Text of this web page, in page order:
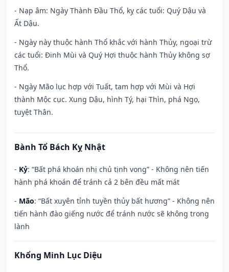
- Nạp âm: Ngày Thành Đầu Thổ, kỵ các tuổi: Quý Dậu và
Ất Dậu.
- Ngày này thuộc hành Thổ khắc với hành Thủy, ngoại trừ
các tuổi: Đinh Mùi và Quý Hợi thuộc hành Thủy không sợ
Thổ.
- Ngày Mão lục hợp với Tuất, tam hợp với Mùi và Hợi
thành Mộc cục. Xung Dậu, hình Tý, hại Thìn, phá Ngọ,
tuyệt Thân.
Bành Tổ Bách Kỵ Nhật
- Kỷ: “Bất phá khoán nhị chủ tịnh vong” - Không nên tiến
hành phá khoán để tránh cả 2 bên đều mất mát
- Mão: “Bất xuyên tỉnh tuyền thủy bất hương” - Không nên
tiến hành đào giếng nước để tránh nước sẽ không trong
lành
Khổng Minh Lục Diệu